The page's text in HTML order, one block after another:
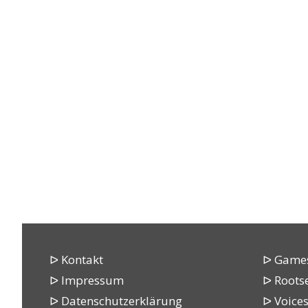
ᐅ Kontakt
ᐅ Impressum
ᐅ Datenschutzerklärung
ᐅ
ᐅ
ᐅ